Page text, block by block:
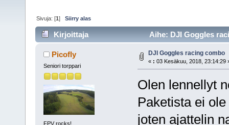
Sivuja: [1]Siirry alas
Kirjoittaja Aihe: DJI Goggles
Picofly
Seniori torppari
FPV rocks!
DJI Goggles racing combo
« : 03 Kesäkuu, 2018, 23:14:29
Olen lennellyt
Paketista ei
joten ajattelin